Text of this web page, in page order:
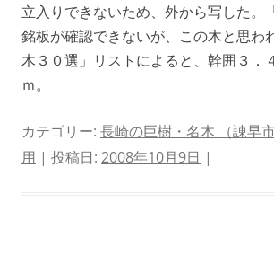
立入りできないため、外から写した。
銘板が確認できないが、この木と思わ
木３０選」リストによると、幹囲３．
ｍ。
カテゴリー: 長崎の巨樹・名木 （諌早市
用 | 投稿日: 2008年10月9日 |